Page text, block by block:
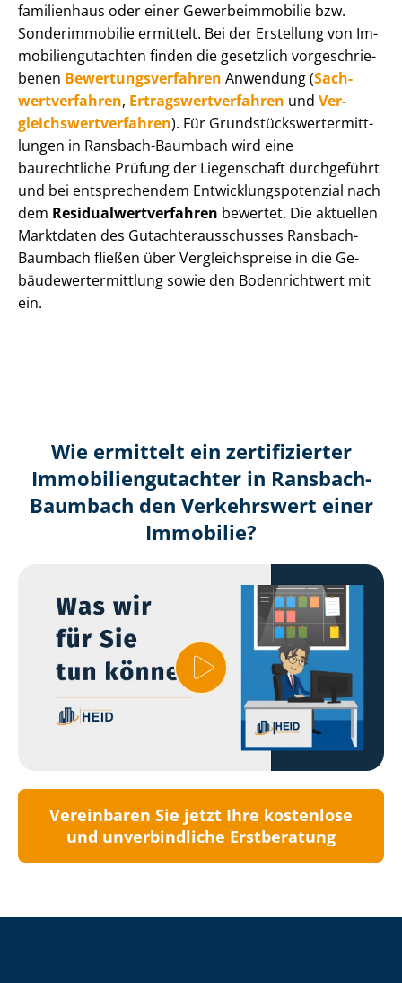
fa­mi­li­en­haus oder einer Ge­wer­be­im­mo­bi­lie bzw.
Sonderimmobilie ermittelt. Bei der Erstellung von Im­
mo­bi­li­en­gut­ach­ten finden die gesetzlich vor­ge­schrie­
be­nen Be­wer­tungs­ver­fah­ren Anwendung (Sach­
wert­ver­fah­ren, Er­trags­wert­ver­fah­ren und Ver­
gleichs­wert­ver­fah­ren). Für Grund­stücks­wert­ermitt­
lun­gen in Ransbach-Baumbach wird eine
baurechtliche Prüfung der Liegenschaft durchgeführt
und bei entsprechendem Ent­wick­lungs­po­ten­zi­al nach
dem Re­si­du­al­wert­ver­fah­ren bewertet. Die aktuellen
Marktdaten des Gut­ach­ter­aus­schus­ses Ransbach-
Baumbach fließen über Ver­gleichs­prei­se in die Ge­
bäu­de­wert­ermitt­lung sowie den Bodenrichtwert mit
ein.
Wie ermittelt ein zertifizierter
Immobilien­gutachter in Ransbach-
Baumbach den Verkehrswert einer
Immobilie?
Vereinbaren Sie jetzt Ihre kostenlose
und unverbindliche Erstberatung